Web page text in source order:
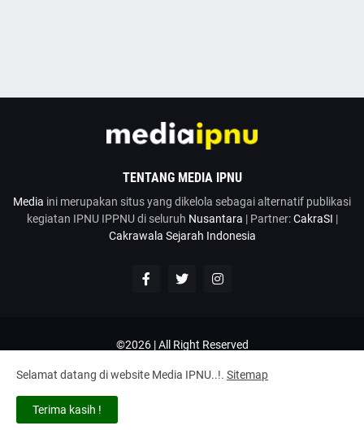
TENTANG MEDIA IPNU
Media ini merupakan situs yang dikelola sebagai alternatif publikasi
kegiatan IPNU IPPNU di seluruh Nusantara | Partner:CakraSI |
Cakrawala Sejarah Indonesia
©2026 | All Right Reserved
Google News Penulis Hubungi Kami
Kirim Artikel
Selamat datang di website Media IPNU..!. Sitemap
Terima kasih !